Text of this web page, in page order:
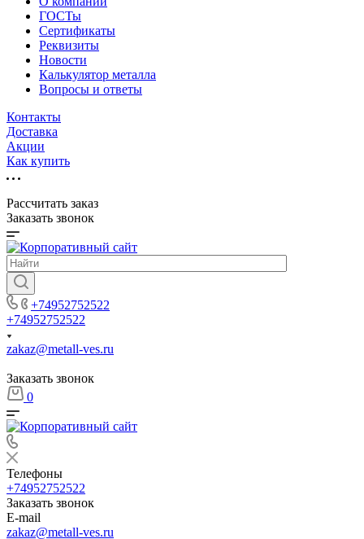
ГОСТы
Сертификаты
Реквизиты
Новости
Калькулятор металла
Вопросы и ответы
Контакты
Доставка
Акции
Как купить
Рассчитать заказ
Заказать звонок
+74952752522
+74952752522
zakaz@metall-ves.ru
Заказать звонок
0
Телефоны
+74952752522
Заказать звонок
E-mail
zakaz@metall-ves.ru